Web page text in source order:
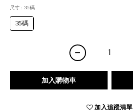
尺寸: 35碼
35碼
加入購物車
加入追蹤清單